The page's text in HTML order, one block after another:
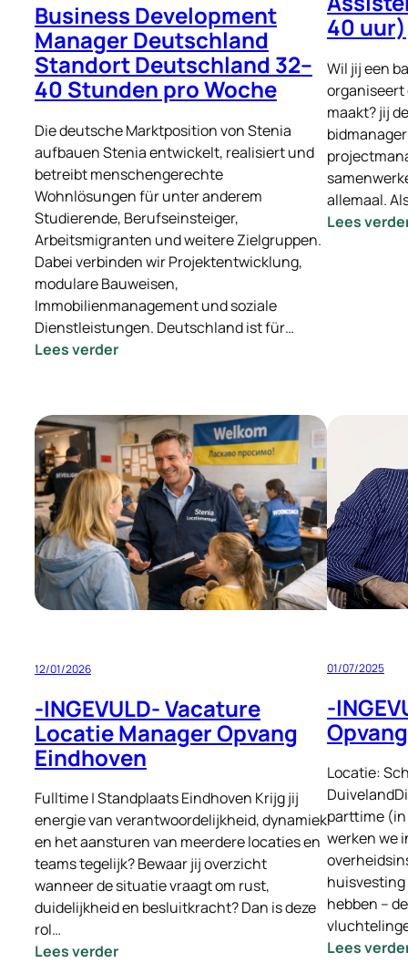
Business Development
Manager Deutschland
Standort Deutschland 32–
40 Stunden pro Woche
Die deutsche Marktposition von Stenia
aufbauen Stenia entwickelt, realisiert und
betreibt menschengerechte
Wohnlösungen für unter anderem
Studierende, Berufseinsteiger,
Arbeitsmigranten und weitere Zielgruppen.
Dabei verbinden wir Projektentwicklung,
modulare Bauweisen,
Immobilienmanagement und soziale
Dienstleistungen. Deutschland ist für…
Lees verder:
Manager
Deutschland
Standort
Deutschland
32–
40
Stunden
pro
Woche
40 uur)
Wil jij een
organiseert
maakt? jij
allemaal.
Lees
12/01/2026
-INGEVULD- Vacature
Locatie Manager Opvang
Eindhoven
Fulltime | Standplaats Eindhoven Krijg jij
energie van verantwoordelijkheid, dynamiek
en het aansturen van meerdere locaties en
teams tegelijk? Bewaar jij overzicht
wanneer de situatie vraagt om rust,
duidelijkheid en besluitkracht? Dan is deze
rol…
Lees verder:
01/07/2025
-
Locatie:
parttime (in
werken we
huisvesting
hebben –
Lees